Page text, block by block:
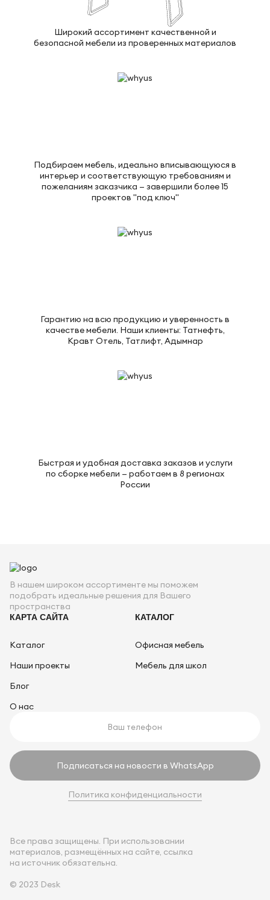
Широкий ассортимент качественной и
безопасной мебели из проверенных материалов
Подбираем мебель, идеально вписывающуюся в
интерьер и соответствующую требованиям и
пожеланиям заказчика — завершили более 15
проектов "под ключ"
Гарантию на всю продукцию и уверенность в
качестве мебели. Наши клиенты: Татнефть,
Кравт Отель, Татлифт, Адымнар
Быстрая и удобная доставка заказов и услуги
по сборке мебели — работаем в 8 регионах
России
В нашем широком ассортименте мы поможем
подобрать идеальные решения для Вашего
пространства
КАРТА САЙТА
Каталог
Наши проекты
Блог
О нас
КАТАЛОГ
Офисная мебель
Мебель для школ
Подписаться на новости в WhatsApp
Политика конфиденциальности
Все права защищены. При использовании
материалов, размещённых на сайте, ссылка
на источник обязательна.
© 2023 Desk